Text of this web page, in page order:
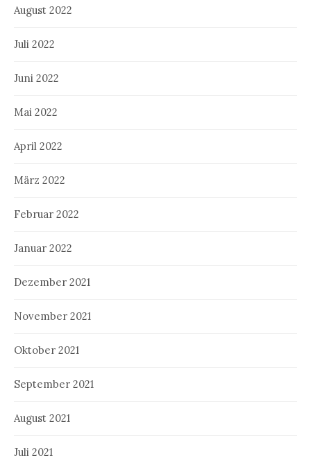
August 2022
Juli 2022
Juni 2022
Mai 2022
April 2022
März 2022
Februar 2022
Januar 2022
Dezember 2021
November 2021
Oktober 2021
September 2021
August 2021
Juli 2021